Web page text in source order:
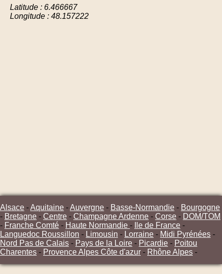
Latitude : 6.466667
Longitude : 48.157222
Alsace -Aquitaine -Auvergne - Basse-Normandie - Bourgogne
- Bretagne - Centre - Champagne Ardenne - Corse - DOM/TOM
- Franche Comté - Haute Normandie - Ile de France -
Languedoc Roussillon - Limousin - Lorraine - Midi Pyrénées -
Nord Pas de Calais - Pays de la Loire - Picardie - Poitou
Charentes - Provence Alpes Côte d'azur - Rhône Alpes -